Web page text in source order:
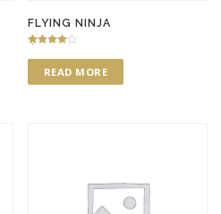
FLYING NINJA
4.00
out of 5READ MORE